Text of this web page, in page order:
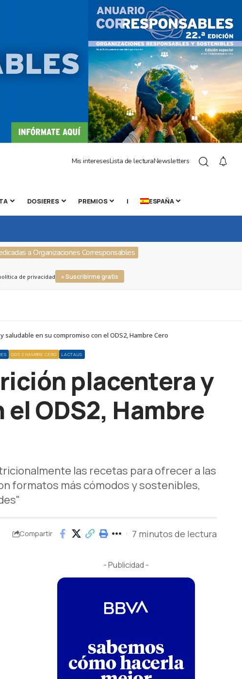
Mis interesesLista de lecturaNewsletters
DOSIERES PREMIOS | ESPAÑA
a Organizaciones Corresponsables
de privacidad » Suscribirme gratis
en su compromiso con el ODS2, Hambre Cero
ODS 2 HAMBRE CERO LACTALIS
placentera y
ODS2, Hambre
las recetas para ofrecer a las
formatos más cómodos y sostenibles,
Compartir 7 minutos de lectura
- Publicidad -